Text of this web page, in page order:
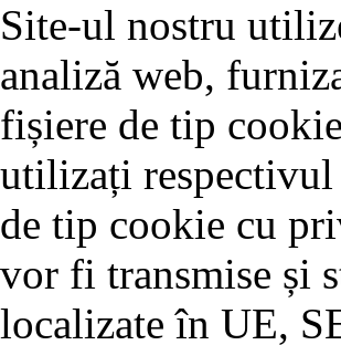
Site-ul nostru
analiză web,
fișiere de tip
utilizați respectivul
de tip cookie cu
vor fi transmise și
localizate în UE,